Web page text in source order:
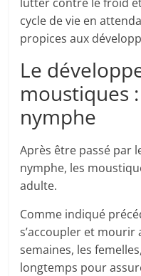
cycle de vie en
propices aux
Le
moustiques
nymphe
Après être passé par
nymphe, les
adulte.
Comme indiqué
s’accoupler et
semaines, les
longtemps pour